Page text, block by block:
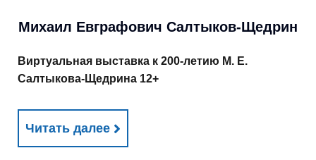
Михаил Евграфович Салтыков-Щедрин
Виртуальная выставка к 200-летию М. Е.
Салтыкова-Щедрина 12+
Читать далее